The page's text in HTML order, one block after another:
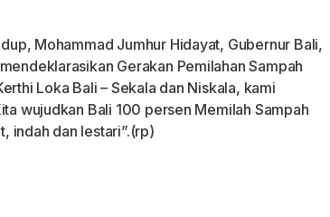
Mohammad Jumhur Hidayat, Gubernur Bali,
Gerakan Pemilahan Sampah
Loka Bali – Sekala dan Niskala, kami
wujudkan Bali 100 persen Memilah Sampah
indah dan lestari”.(rp)